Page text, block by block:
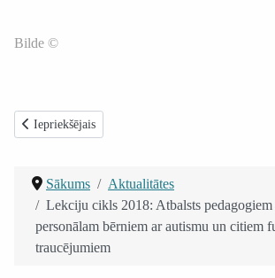
Bilde ©
Iepriekšējais raksts: Novuss 2018: pilnveidot
Iepriekšējais
Sākums
Aktualitātes
Lekciju cikls 2018: Atbalsts pedagogiem
personālam bērniem ar autismu un citiem
traucējumiem